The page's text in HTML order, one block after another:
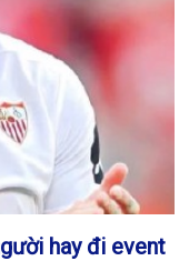
hay đi event